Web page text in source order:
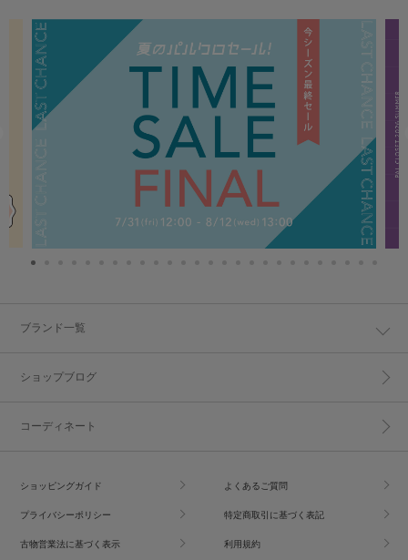
ブランド一覧
ショップブログ
コーディネート
ショッピングガイド よくあるご質問
プライバシーポリシー 特定商取引に基づく表記
古物営業法に基づく表示 利用規約